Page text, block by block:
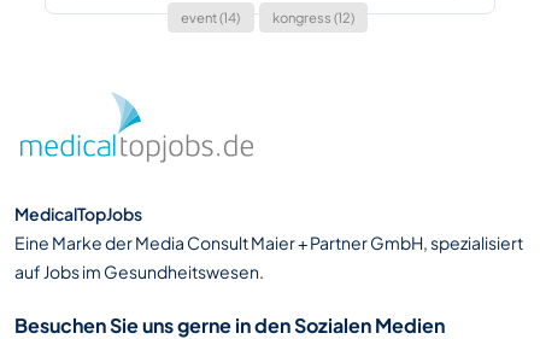
event (14) kongress (12)
MedicalTopJobs
Eine Marke der Media Consult Maier + Partner GmbH, spezialisiert
auf Jobs im Gesundheitswesen.
Besuchen Sie uns gerne in den Sozialen Medien